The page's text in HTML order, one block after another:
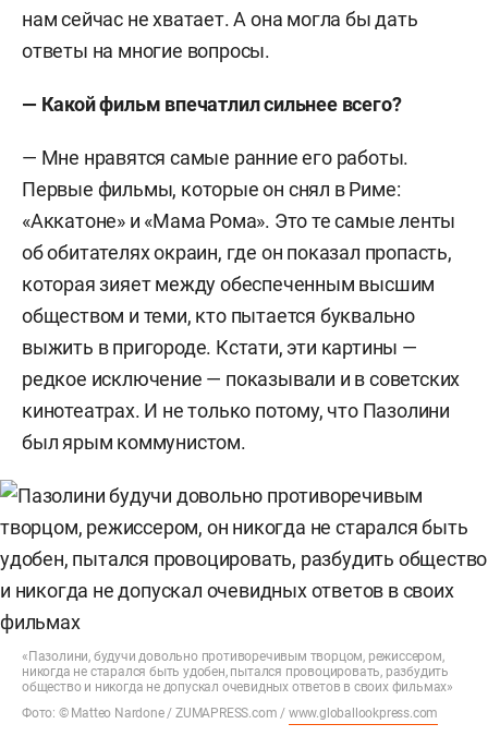
нам сейчас не хватает. А она могла бы дать
ответы на многие вопросы.
— Какой фильм впечатлил сильнее всего?
— Мне нравятся самые ранние его работы.
Первые фильмы, которые он снял в Риме:
«Аккатоне» и «Мама Рома». Это те самые ленты
об обитателях окраин, где он показал пропасть,
которая зияет между обеспеченным высшим
обществом и теми, кто пытается буквально
выжить в пригороде. Кстати, эти картины —
редкое исключение — показывали и в советских
кинотеатрах. И не только потому, что Пазолини
был ярым коммунистом.
«Пазолини, будучи довольно противоречивым творцом, режиссером,
никогда не старался быть удобен, пытался провоцировать, разбудить
общество и никогда не допускал очевидных ответов в своих фильмах»
Фото: © Matteo Nardone / ZUMAPRESS.com / www.globallookpress.com